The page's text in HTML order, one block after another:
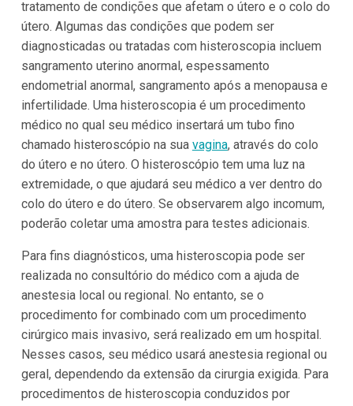
tratamento de condições que afetam o útero e o colo do
útero. Algumas das condições que podem ser
diagnosticadas ou tratadas com histeroscopia incluem
sangramento uterino anormal, espessamento
endometrial anormal, sangramento após a menopausa e
infertilidade. Uma histeroscopia é um procedimento
médico no qual seu médico insertará um tubo fino
chamado histeroscópio na sua vagina, através do colo
do útero e no útero. O histeroscópio tem uma luz na
extremidade, o que ajudará seu médico a ver dentro do
colo do útero e do útero. Se observarem algo incomum,
poderão coletar uma amostra para testes adicionais.
Para fins diagnósticos, uma histeroscopia pode ser
realizada no consultório do médico com a ajuda de
anestesia local ou regional. No entanto, se o
procedimento for combinado com um procedimento
cirúrgico mais invasivo, será realizado em um hospital.
Nesses casos, seu médico usará anestesia regional ou
geral, dependendo da extensão da cirurgia exigida. Para
procedimentos de histeroscopia conduzidos por